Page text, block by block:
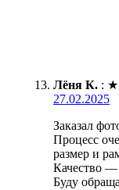
Лёня К. : ★
27.02.2025
Заказал
Процесс
размер и
Качество —
Буду